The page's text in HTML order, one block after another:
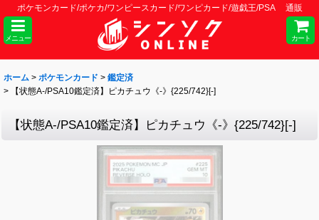
ポケモンカード/ポケカ/ワンピースカード/ワンピカード/遊戯王/PSA 通販
メニュー カート
ホーム > ポケモンカード > 鑑定済
>
【状態A-/PSA10鑑定済】ピカチュウ《-》{225/742}[-]
【状態A-/PSA10鑑定済】ピカチュウ《-》{225/742}[-]